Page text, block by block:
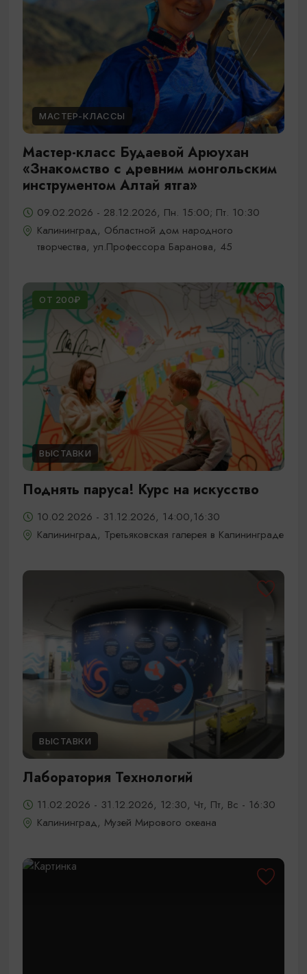
МАСТЕР-КЛАССЫ
Мастер-класс Будаевой Арюухан
«Знакомство с древним монгольским
инструментом Алтай ятга»
09.02.2026 - 28.12.2026, Пн. 15:00; Пт. 10:30
Калининград, Областной дом народного
творчества, ул.Профессора Баранова, 45
ОТ 200₽
ВЫСТАВКИ
Поднять паруса! Курс на искусство
10.02.2026 - 31.12.2026, 14:00,16:30
Калининград, Третьяковская галерея в Калининграде
ВЫСТАВКИ
Лаборатория Технологий
11.02.2026 - 31.12.2026, 12:30, Чт, Пт, Вс - 16:30
Калининград, Музей Мирового океана